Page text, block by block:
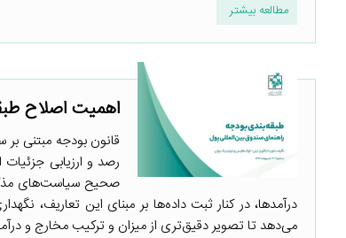
مطالعه بیشتر
اهمیت اصلاح
قانون بودجه مبتنی
رصد و ارزیابی
صحیح سیاست‌های
درآمد‌ها، در کنار ثبت داده‌ها بر مبنای این تعاریف،
می‌دهد تا تصویر دقیق‌تری از میزان و ترکیب مخارج و